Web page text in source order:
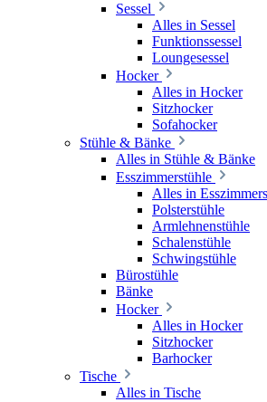
Sessel
Alles in Sessel
Funktionssessel
Loungesessel
Hocker
Alles in Hocker
Sitzhocker
Sofahocker
Stühle & Bänke
Alles in Stühle & Bänke
Esszimmerstühle
Alles in
Polsterstühle
Armlehnenstühle
Schalenstühle
Schwingstühle
Bürostühle
Bänke
Hocker
Alles in Hocker
Sitzhocker
Barhocker
Tische
Alles in Tische